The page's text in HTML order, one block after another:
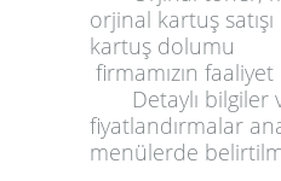
orjinal kartuş
kartuş dolumu
firmamızın
Detaylı bilgiler
fiyatlandırmalar
menülerde